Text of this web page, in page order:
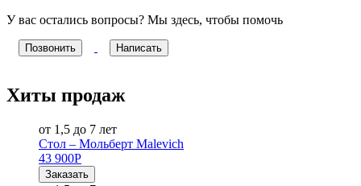
У вас остались вопросы? Мы здесь, чтобы помочь
Позвонить Написать
Хиты продаж
от 1,5 до 7 лет
Стол – Мольберт Malevich
43 900Р
Заказать